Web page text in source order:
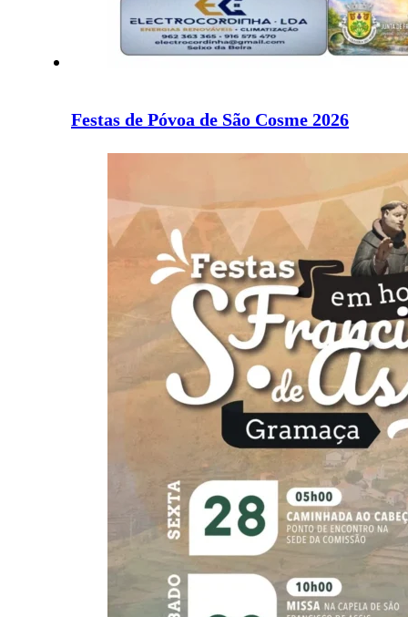
Festas de Póvoa de São Cosme 2026